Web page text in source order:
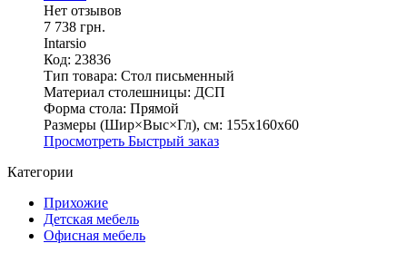
Нет отзывов
7 738 грн.
Intarsio
Код: 23836
Тип товара: Стол письменный
Материал столешницы: ДСП
Форма стола: Прямой
Размеры (Шир×Выс×Гл), см: 155х160х60
Просмотреть Быстрый заказ
Категории
Прихожие
Детская мебель
Офисная мебель